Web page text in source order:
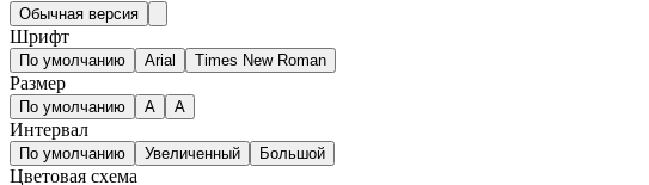
Обычная версия
Шрифт
По умолчанию Arial Times New Roman
Размер
По умолчанию A A
Интервал
По умолчанию Увеличенный Большой
Цветовая схема